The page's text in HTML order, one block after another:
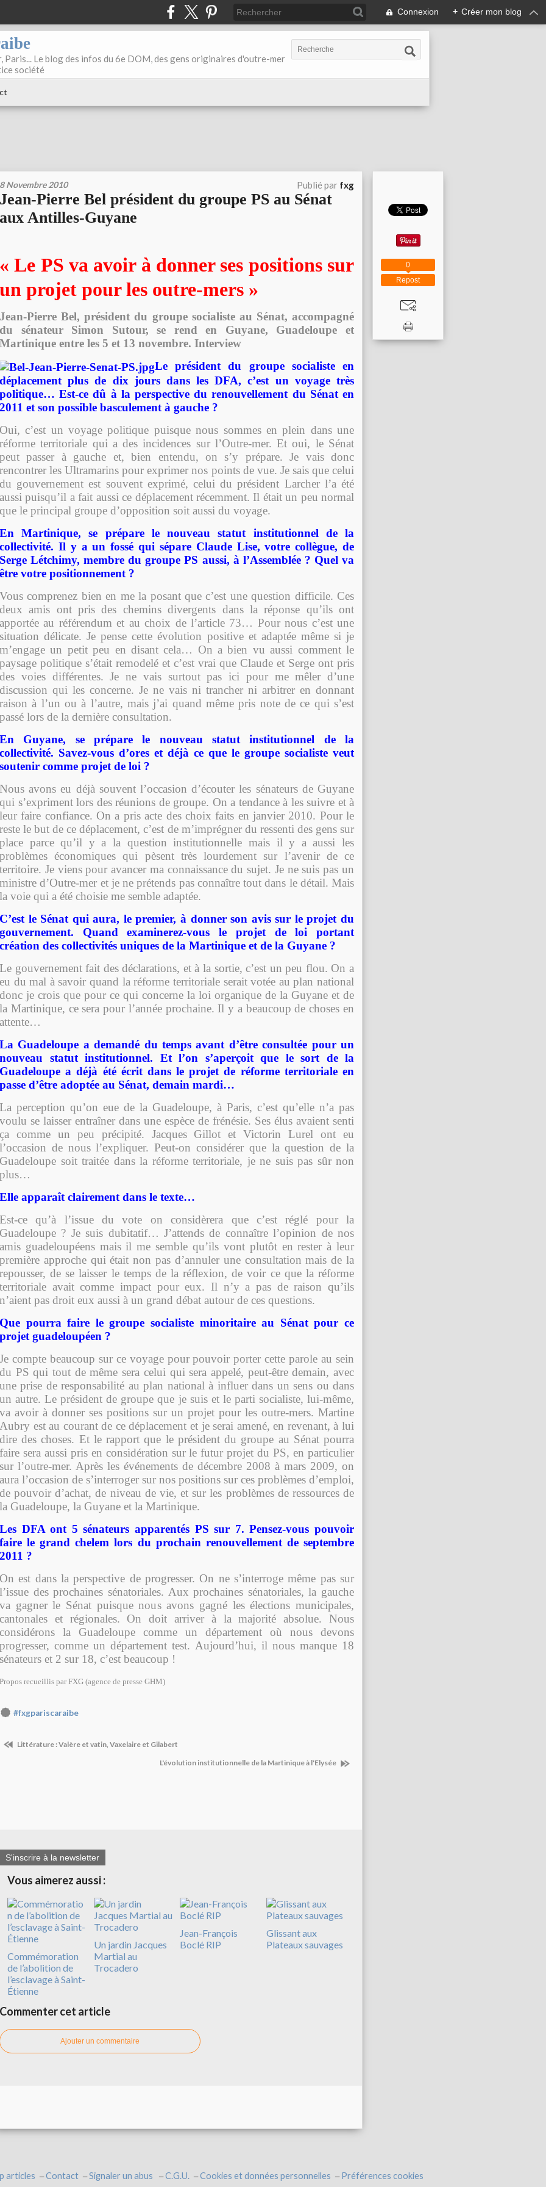
Connexion + Créer mon blog
Paris... Le blog des infos du 6e DOM, des gens originaires d'outre-mer
société
8 Novembre 2010 Publié par fxg
Jean-Pierre Bel président du groupe PS au Sénat
aux Antilles-Guyane
« Le PS va avoir à donner ses positions sur
un projet pour les outre-mers »
Jean-Pierre Bel, président du groupe socialiste au Sénat, accompagné
du sénateur Simon Sutour, se rend en Guyane, Guadeloupe et
Martinique entre les 5 et 13 novembre. Interview
Le président du groupe socialiste en
déplacement plus de dix jours dans les DFA, c’est un voyage très
politique… Est-ce dû à la perspective du renouvellement du Sénat en
2011 et son possible basculement à gauche ?
Oui, c’est un voyage politique puisque nous sommes en plein dans une
réforme territoriale qui a des incidences sur l’Outre-mer. Et oui, le Sénat
peut passer à gauche et, bien entendu, on s’y prépare. Je vais donc
rencontrer les Ultramarins pour exprimer nos points de vue. Je sais que celui
du gouvernement est souvent exprimé, celui du président Larcher l’a été
aussi puisqu’il a fait aussi ce déplacement récemment. Il était un peu normal
que le principal groupe d’opposition soit aussi du voyage.
En Martinique, se prépare le nouveau statut institutionnel de la
collectivité. Il y a un fossé qui sépare Claude Lise, votre collègue, de
Serge Létchimy, membre du groupe PS aussi, à l’Assemblée ? Quel va
être votre positionnement ?
Vous comprenez bien en me la posant que c’est une question difficile. Ces
deux amis ont pris des chemins divergents dans la réponse qu’ils ont
apportée au référendum et au choix de l’article 73… Pour nous c’est une
situation délicate. Je pense cette évolution positive et adaptée même si je
m’engage un petit peu en disant cela… On a bien vu aussi comment le
paysage politique s’était remodelé et c’est vrai que Claude et Serge ont pris
des voies différentes. Je ne vais surtout pas ici pour me mêler d’une
discussion qui les concerne. Je ne vais ni trancher ni arbitrer en donnant
raison à l’un ou à l’autre, mais j’ai quand même pris note de ce qui s’est
passé lors de la dernière consultation.
En Guyane, se prépare le nouveau statut institutionnel de la
collectivité. Savez-vous d’ores et déjà ce que le groupe socialiste veut
soutenir comme projet de loi ?
Nous avons eu déjà souvent l’occasion d’écouter les sénateurs de Guyane
qui s’expriment lors des réunions de groupe. On a tendance à les suivre et à
leur faire confiance. On a pris acte des choix faits en janvier 2010. Pour le
reste le but de ce déplacement, c’est de m’imprégner du ressenti des gens sur
place parce qu’il y a la question institutionnelle mais il y a aussi les
problèmes économiques qui pèsent très lourdement sur l’avenir de ce
territoire. Je viens pour avancer ma connaissance du sujet. Je ne suis pas un
ministre d’Outre-mer et je ne prétends pas connaître tout dans le détail. Mais
la voie qui a été choisie me semble adaptée.
C’est le Sénat qui aura, le premier, à donner son avis sur le projet du
gouvernement. Quand examinerez-vous le projet de loi portant
création des collectivités uniques de la Martinique et de la Guyane ?
Le gouvernement fait des déclarations, et à la sortie, c’est un peu flou. On a
eu du mal à savoir quand la réforme territoriale serait votée au plan national
donc je crois que pour ce qui concerne la loi organique de la Guyane et de
la Martinique, ce sera pour l’année prochaine. Il y a beaucoup de choses en
attente…
La Guadeloupe a demandé du temps avant d’être consultée pour un
nouveau statut institutionnel. Et l’on s’aperçoit que le sort de la
Guadeloupe a déjà été écrit dans le projet de réforme territoriale en
passe d’être adoptée au Sénat, demain mardi…
La perception qu’on eue de la Guadeloupe, à Paris, c’est qu’elle n’a pas
voulu se laisser entraîner dans une espèce de frénésie. Ses élus avaient senti
ça comme un peu précipité. Jacques Gillot et Victorin Lurel ont eu
l’occasion de nous l’expliquer. Peut-on considérer que la question de la
Guadeloupe soit traitée dans la réforme territoriale, je ne suis pas sûr non
plus…
Elle apparaît clairement dans le texte…
Est-ce qu’à l’issue du vote on considèrera que c’est réglé pour la
Guadeloupe ? Je suis dubitatif… J’attends de connaître l’opinion de nos
amis guadeloupéens mais il me semble qu’ils vont plutôt en rester à leur
première approche qui était non pas d’annuler une consultation mais de la
repousser, de se laisser le temps de la réflexion, de voir ce que la réforme
territoriale avait comme impact pour eux. Il n’y a pas de raison qu’ils
n’aient pas droit eux aussi à un grand débat autour de ces questions.
Que pourra faire le groupe socialiste minoritaire au Sénat pour ce
projet guadeloupéen ?
Je compte beaucoup sur ce voyage pour pouvoir porter cette parole au sein
du PS qui tout de même sera celui qui sera appelé, peut-être demain, avec
une prise de responsabilité au plan national à influer dans un sens ou dans
un autre. Le président de groupe que je suis et le parti socialiste, lui-même,
va avoir à donner ses positions sur un projet pour les outre-mers. Martine
Aubry est au courant de ce déplacement et je serai amené, en revenant, à lui
dire des choses. Et le rapport que le président du groupe au Sénat pourra
faire sera aussi pris en considération sur le futur projet du PS, en particulier
sur l’outre-mer. Après les événements de décembre 2008 à mars 2009, on
aura l’occasion de s’interroger sur nos positions sur ces problèmes d’emploi,
de pouvoir d’achat, de niveau de vie, et sur les problèmes de ressources de
la Guadeloupe, la Guyane et la Martinique.
Les DFA ont 5 sénateurs apparentés PS sur 7. Pensez-vous pouvoir
faire le grand chelem lors du prochain renouvellement de septembre
2011 ?
On est dans la perspective de progresser. On ne s’interroge même pas sur
l’issue des prochaines sénatoriales. Aux prochaines sénatoriales, la gauche
va gagner le Sénat puisque nous avons gagné les élections municipales,
cantonales et régionales. On doit arriver à la majorité absolue. Nous
considérons la Guadeloupe comme un département où nous devons
progresser, comme un département test. Aujourd’hui, il nous manque 18
sénateurs et 2 sur 18, c’est beaucoup !
Propos recueillis par FXG (agence de presse GHM)
#fxgpariscaraibe
Littérature : Valère et vatin, Vaxelaire et Gilabert
L'évolution institutionnelle de la Martinique à l'Elysée
S'inscrire à la newsletter
Vous aimerez aussi :
Commémoration
de l’abolition de
l’esclavage à Saint-
Étienne
Un jardin Jacques
Martial au
Trocadero
Jean-François
Boclé RIP
Glissant aux
Plateaux sauvages
Commenter cet article
Ajouter un commentaire
Repost
0
articles Contact Signaler un abus C.G.U. Cookies et données personnelles Préférences cookies